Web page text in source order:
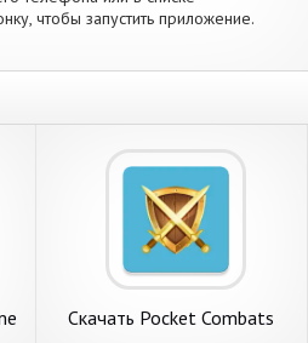
чтобы запустить приложение.
Скачать Pocket Combats